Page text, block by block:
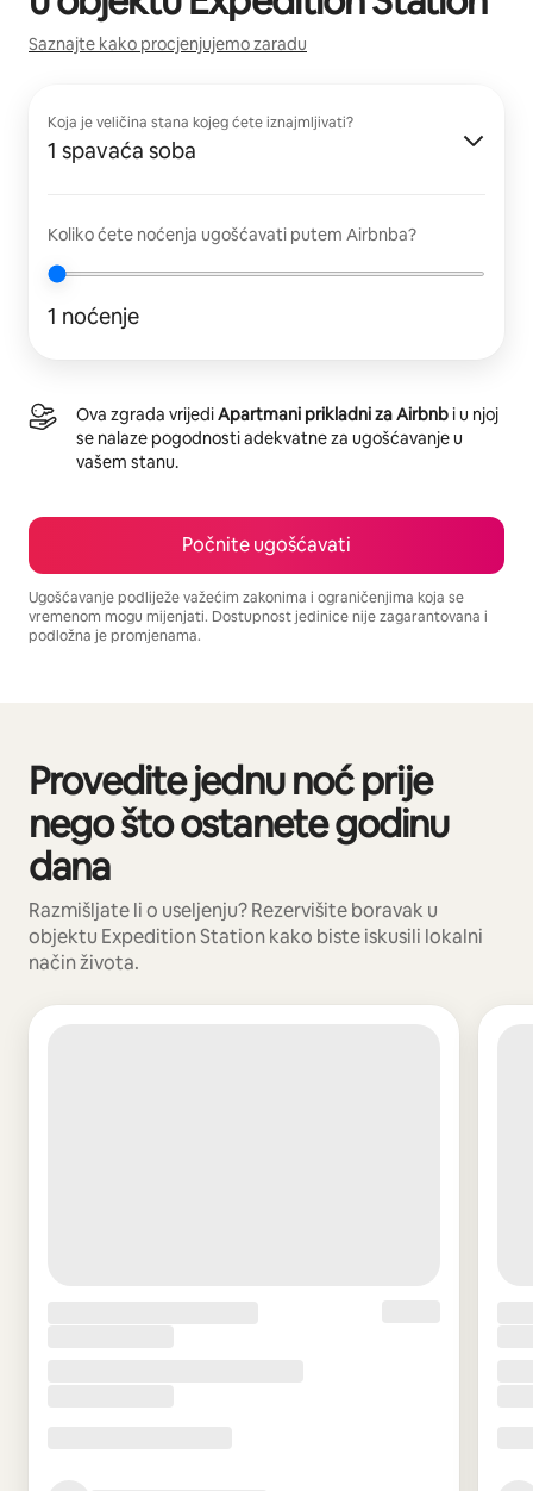
Saznajte kako procjenjujemo zaradu
Koja je veličina stana kojeg ćete iznajmljivati?
1 spavaća soba
Koliko ćete noćenja ugošćavati putem Airbnba?
1 noćenje
Ova zgrada vrijediApartmani prikladni za Airbnb i u njoj
se nalaze pogodnosti adekvatne za ugošćavanje u
vašem stanu.
Počnite ugošćavati
Ugošćavanje podliježe važećim zakonima i ograničenjima koja se
vremenom mogu mijenjati. Dostupnost jedinice nije zagarantovana i
podložna je promjenama.
Provedite jednu noć prije
nego što ostanete godinu
dana
Razmišljate li o useljenju? Rezervišite boravak u
objektu Expedition Station kako biste iskusili lokalni
način života.
Prikazano 0 od 0 stavki